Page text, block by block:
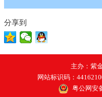
分享到
主办：紫
网站标识码：
粤公网安